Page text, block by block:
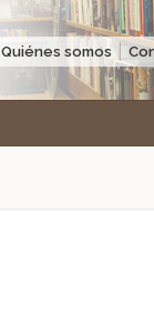
Quiénes somos